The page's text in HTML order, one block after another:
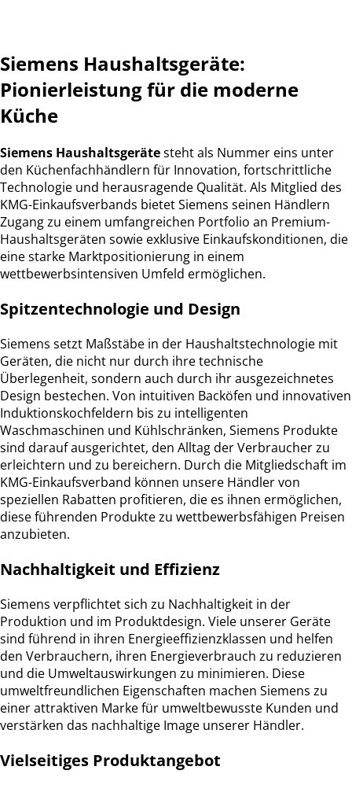
Siemens Haushaltsgeräte:
Pionierleistung für die moderne
Küche
Siemens Haushaltsgerätesteht als Nummer eins unter
den Küchenfachhändlern für Innovation, fortschrittliche
Technologie und herausragende Qualität. Als Mitglied des
KMG-Einkaufsverbands bietet Siemens seinen Händlern
Zugang zu einem umfangreichen Portfolio an Premium-
Haushaltsgeräten sowie exklusive Einkaufskonditionen, die
eine starke Marktpositionierung in einem
wettbewerbsintensiven Umfeld ermöglichen.
Spitzentechnologie und Design
Siemens setzt Maßstäbe in der Haushaltstechnologie mit
Geräten, die nicht nur durch ihre technische
Überlegenheit, sondern auch durch ihr ausgezeichnetes
Design bestechen. Von intuitiven Backöfen und innovativen
Induktionskochfeldern bis zu intelligenten
Waschmaschinen und Kühlschränken, Siemens Produkte
sind darauf ausgerichtet, den Alltag der Verbraucher zu
erleichtern und zu bereichern. Durch die Mitgliedschaft im
KMG-Einkaufsverband können unsere Händler von
speziellen Rabatten profitieren, die es ihnen ermöglichen,
diese führenden Produkte zu wettbewerbsfähigen Preisen
anzubieten.
Nachhaltigkeit und Effizienz
Siemens verpflichtet sich zu Nachhaltigkeit in der
Produktion und im Produktdesign. Viele unserer Geräte
sind führend in ihren Energieeffizienzklassen und helfen
den Verbrauchern, ihren Energieverbrauch zu reduzieren
und die Umweltauswirkungen zu minimieren. Diese
umweltfreundlichen Eigenschaften machen Siemens zu
einer attraktiven Marke für umweltbewusste Kunden und
verstärken das nachhaltige Image unserer Händler.
Vielseitiges Produktangebot